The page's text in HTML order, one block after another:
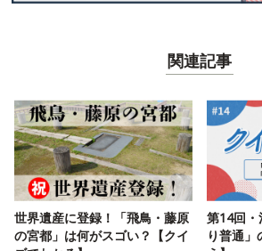
関連記事
世界遺産に登録！「飛鳥・藤原
の宮都」は何がスゴい？【クイ
第14回・
り普通